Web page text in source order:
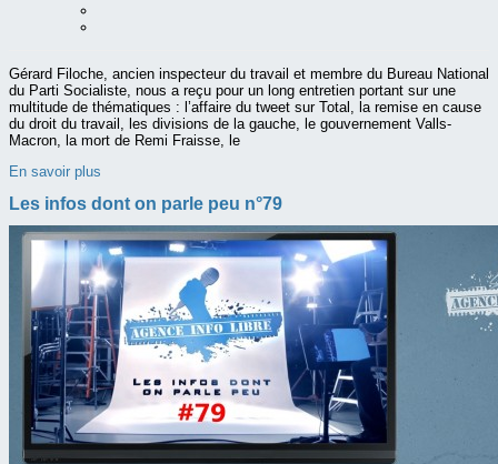
Gérard Filoche, ancien inspecteur du travail et membre du Bureau National
du Parti Socialiste, nous a reçu pour un long entretien portant sur une
multitude de thématiques : l’affaire du tweet sur Total, la remise en cause
du droit du travail, les divisions de la gauche, le gouvernement Valls-
Macron, la mort de Remi Fraisse, le
En savoir plus
Les infos dont on parle peu n°79